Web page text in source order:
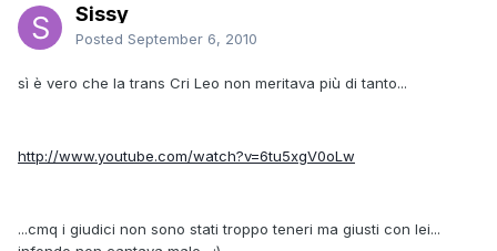
Sissy
Posted September 6, 2010
sì è vero che la trans Cri Leo non meritava più di tanto...
http://www.youtube.com/watch?v=6tu5xgV0oLw
...cmq i giudici non sono stati troppo teneri ma giusti con lei...